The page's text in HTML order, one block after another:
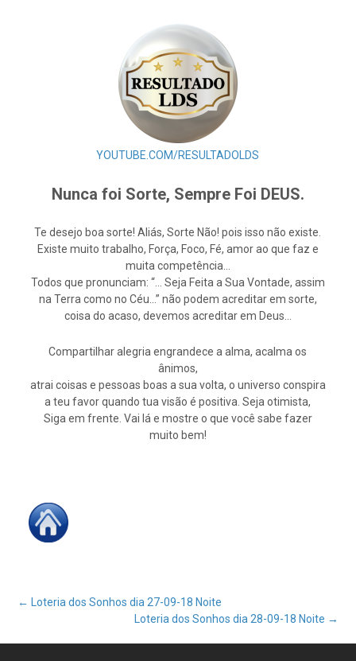
YOUTUBE.COM/RESULTADOLDS
Nunca foi Sorte, Sempre Foi DEUS.
Te desejo boa sorte! Aliás, Sorte Não! pois isso não existe.
Existe muito trabalho, Força, Foco, Fé, amor ao que faz e
muita competência…
Todos que pronunciam: “… Seja Feita a Sua Vontade, assim
na Terra como no Céu…” não podem acreditar em sorte,
coisa do acaso, devemos acreditar em Deus…
Compartilhar alegria engrandece a alma, acalma os
ânimos,
atrai coisas e pessoas boas a sua volta, o universo conspira
a teu favor quando tua visão é positiva. Seja otimista,
Siga em frente. Vai lá e mostre o que você sabe fazer
muito bem!
Post
←
Loteria dos Sonhos dia 27-09-18 Noite
Loteria dos Sonhos dia 28-09-18 Noite →